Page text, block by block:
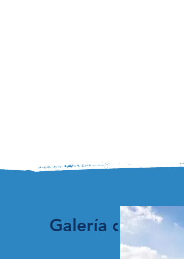
Galería de Fotos